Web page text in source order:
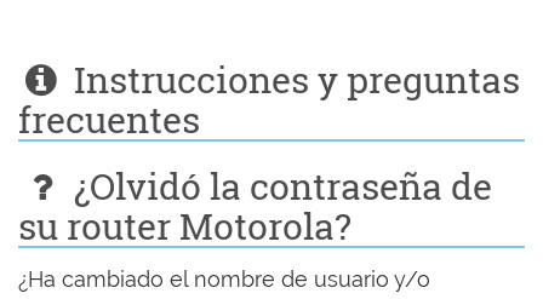
Instrucciones y preguntas
frecuentes
¿Olvidó la contraseña de
su router Motorola?
¿Ha cambiado el nombre de usuario y/o